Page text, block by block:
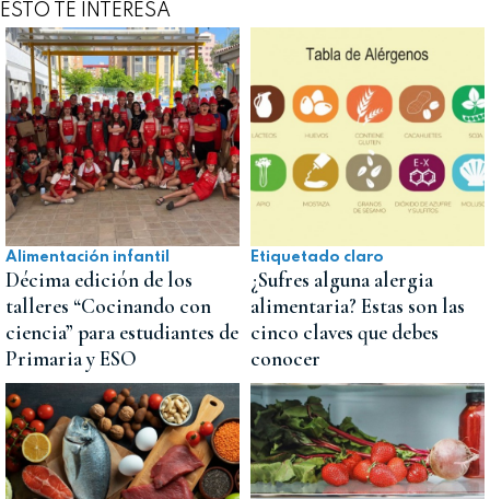
ESTO TE INTERESA
Alimentación infantil
Décima edición de los
talleres “Cocinando con
ciencia” para estudiantes de
Primaria y ESO
Etiquetado claro
¿Sufres alguna alergia
alimentaria? Estas son las
cinco claves que debes
conocer